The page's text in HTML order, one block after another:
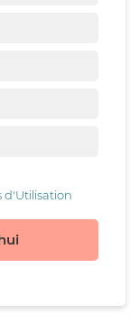
d'Utilisation